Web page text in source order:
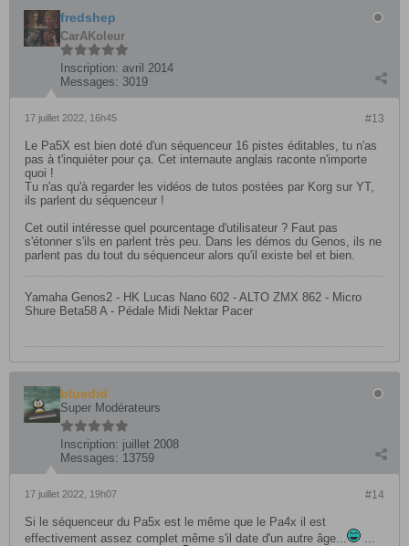
fredshep
CarAKoleur
Inscription: avril 2014
Messages: 3019
#13
17 juillet 2022, 16h45
Le Pa5X est bien doté d'un séquenceur 16 pistes éditables, tu n'as
pas à t'inquiéter pour ça. Cet internaute anglais raconte n'importe
quoi !
Tu n'as qu'à regarder les vidéos de tutos postées par Korg sur YT,
ils parlent du séquenceur !
Cet outil intéresse quel pourcentage d'utilisateur ? Faut pas
s'étonner s'ils en parlent très peu. Dans les démos du Genos, ils ne
parlent pas du tout du séquenceur alors qu'il existe bel et bien.
Yamaha Genos2 - HK Lucas Nano 602 - ALTO ZMX 862 - Micro
Shure Beta58 A - Pédale Midi Nektar Pacer
bluedid
Super Modérateurs
Inscription: juillet 2008
Messages: 13759
#14
17 juillet 2022, 19h07
Si le séquenceur du Pa5x est le même que le Pa4x il est
effectivement assez complet même s'il date d'un autre âge...
...